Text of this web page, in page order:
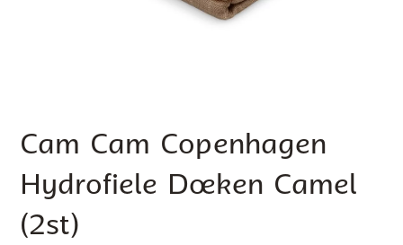
Cam Cam Copenhagen
Hydrofiele Doeken Camel
(2st)